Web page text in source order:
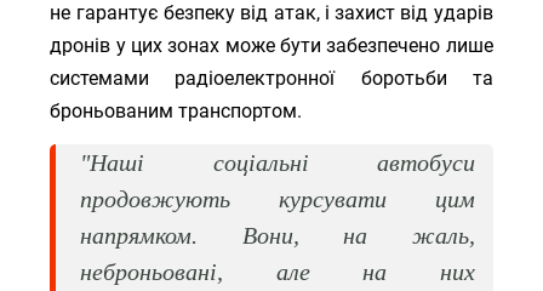
не гарантує безпеку від атак, і захист від ударів
дронів у цих зонах може бути забезпечено лише
системами радіоелектронної боротьби та
броньованим транспортом.
"Наші соціальні автобуси
продовжують курсувати цим
напрямком. Вони, на жаль,
неброньовані, але на них